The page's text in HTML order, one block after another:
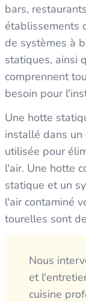
bars,
établissements
de systèmes à
statiques, ainsi
comprennent
besoin pour
Une hotte
installé dans
utilisée pour
l'air. Une hotte
statique et un
l'air contaminé
tourelles sont
Nous
et
cuisine